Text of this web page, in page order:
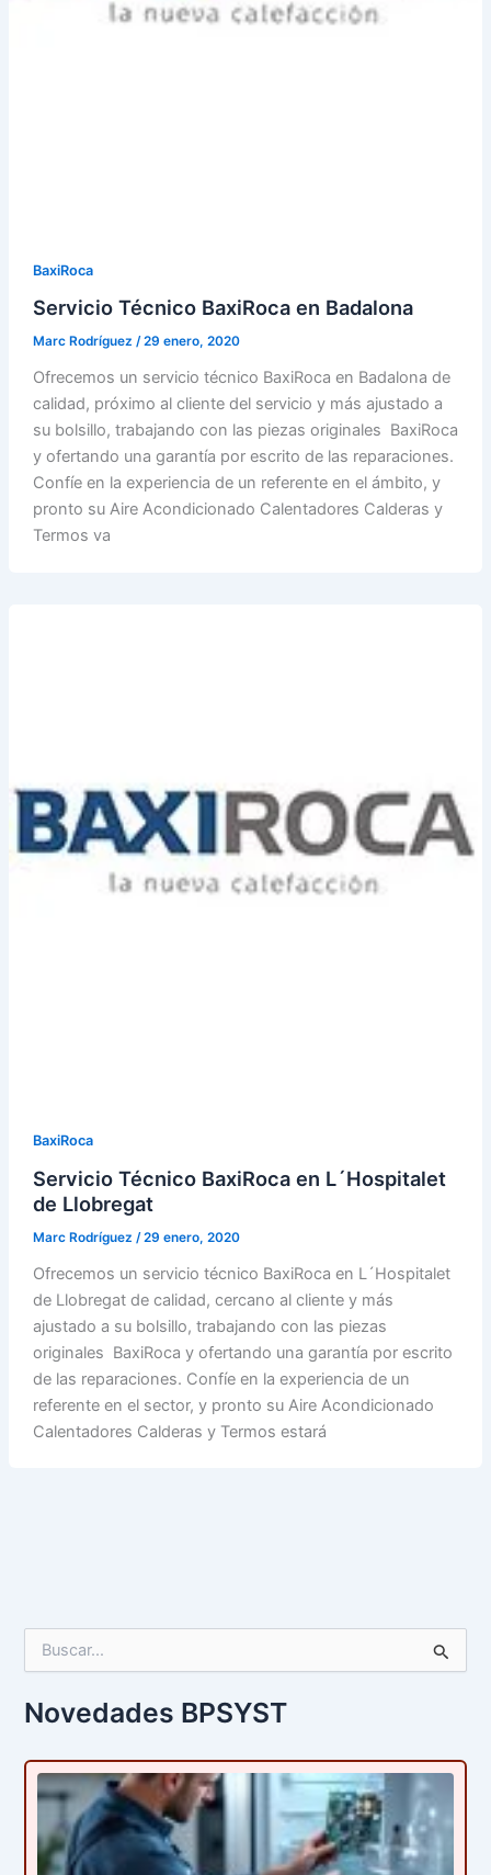
BaxiRoca
Servicio Técnico BaxiRoca en Badalona
Marc Rodríguez /29 enero, 2020
Ofrecemos un servicio técnico BaxiRoca en Badalona de
calidad, próximo al cliente del servicio y más ajustado a
su bolsillo, trabajando con las piezas originales BaxiRoca
y ofertando una garantía por escrito de las reparaciones.
Confíe en la experiencia de un referente en el ámbito, y
pronto su Aire Acondicionado Calentadores Calderas y
Termos va
BaxiRoca
Servicio Técnico BaxiRoca en L´Hospitalet
de Llobregat
Marc Rodríguez /29 enero, 2020
Ofrecemos un servicio técnico BaxiRoca en L´Hospitalet
de Llobregat de calidad, cercano al cliente y más
ajustado a su bolsillo, trabajando con las piezas
originales BaxiRoca y ofertando una garantía por escrito
de las reparaciones. Confíe en la experiencia de un
referente en el sector, y pronto su Aire Acondicionado
Calentadores Calderas y Termos estará
c
a
p
Novedades BPSYST